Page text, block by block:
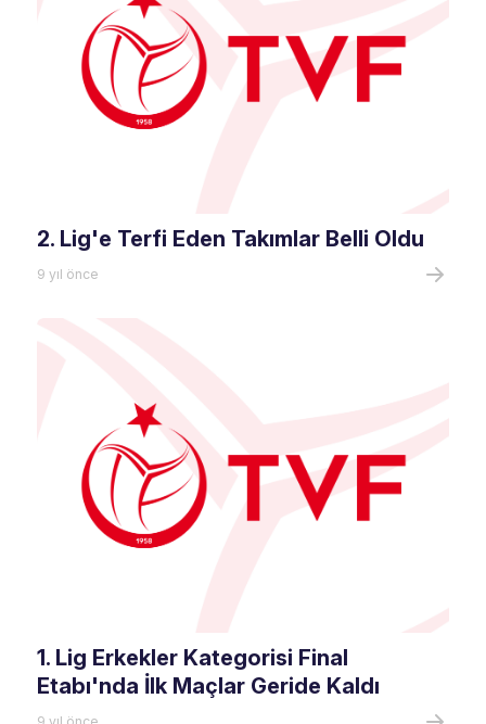
2. Lig'e Terfi Eden Takımlar Belli Oldu
9 yıl önce
1. Lig Erkekler Kategorisi Final
Etabı'nda İlk Maçlar Geride Kaldı